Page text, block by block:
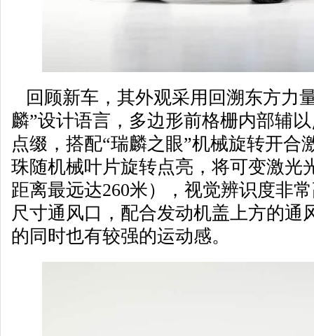
回顾新车，其外观采用回溯东方力
麟”设计语言，多边形前格栅内部辅
点缀，搭配“瑞麟之眼”机械旋转开合
珠随机械叶片旋转点亮，将可变激光
距离最远达260米），视觉辨识度非
尺寸通风口，配合发动机盖上方的通
的同时也有较强的运动感。